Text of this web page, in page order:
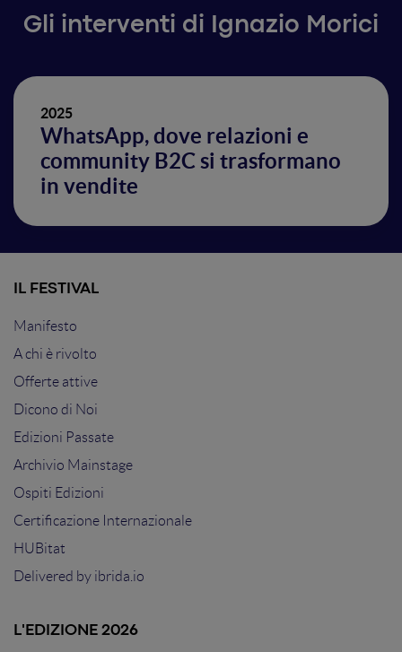
Gli interventi di Ignazio Morici
2025
WhatsApp, dove relazioni e
community B2C si trasformano
in vendite
IL FESTIVAL
Manifesto
A chi è rivolto
Offerte attive
Dicono di Noi
Edizioni Passate
Archivio Mainstage
Ospiti Edizioni
Certificazione Internazionale
HUBitat
Delivered by ibrida.io
L'EDIZIONE 2026